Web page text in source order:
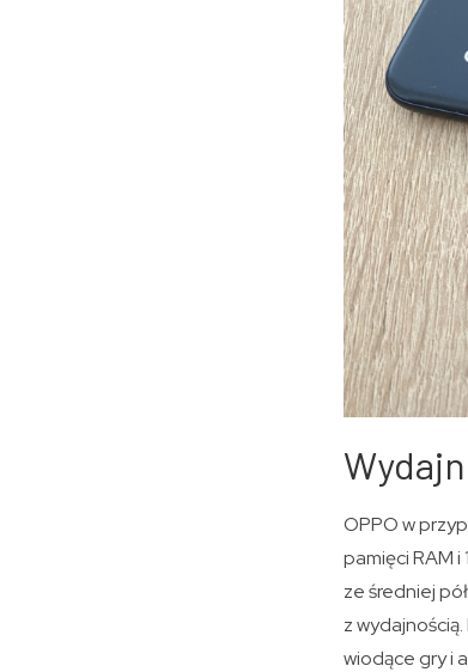
OPPO w
pamięci RAM
ze średniej
z
wiodące gry i